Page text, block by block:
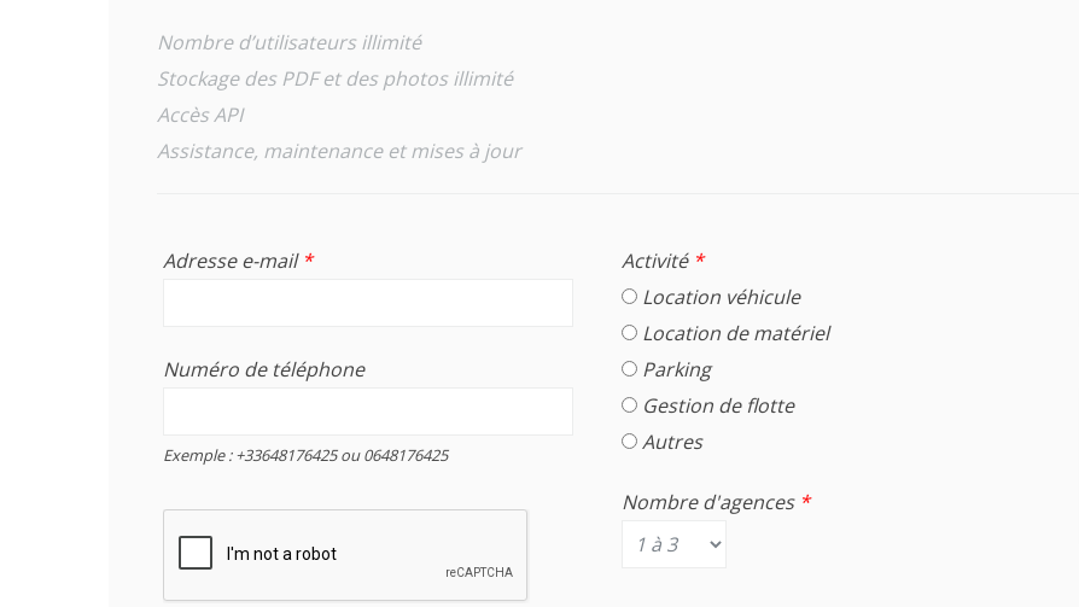
Nombre d’utilisateurs illimité
Stockage des PDF et des photos illimité
Accès API
Assistance, maintenance et mises à jour
Adresse e-mail *
Numéro de téléphone
Exemple : +33648176425 ou 0648176425
Activité *
Location véhicule
Location de matériel
Parking
Gestion de flotte
Autres
Nombre d'agences *